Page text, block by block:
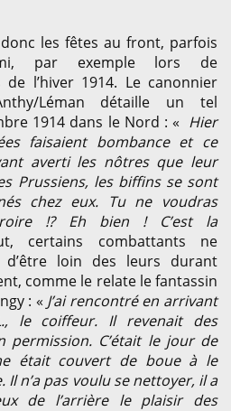
les fêtes au front, parfois
par exemple lors de
l’hiver 1914. Le canonnier
Léman détaille un tel
1914 dans le Nord : « Hier
faisaient bombance et ce
averti les nôtres que leur
Prussiens, les biffins se sont
chez eux. Tu ne voudras
!? Eh bien ! C’est la
certains combattants ne
d’être loin des leurs durant
comme le relate le fantassin
: « J’ai rencontré en arrivant
le coiffeur. Il revenait des
permission. C’était le jour de
était couvert de boue à le
n’a pas voulu se nettoyer, il a
de l’arrière le plaisir des